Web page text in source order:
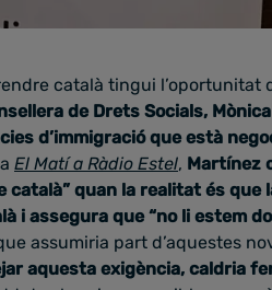
català tingui l’oportunitat
de Drets Socials,
d’immigració que està
El Matí a Ràdio Estel, Martínez
quan la realitat és que
i assegura que “no li estem
assumiria part d’aquestes
aquesta exigència, caldria